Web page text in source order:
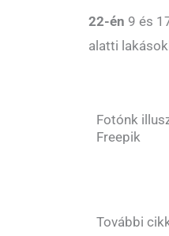
22-én 9 és
alatti
Fotónk
Freepik
További